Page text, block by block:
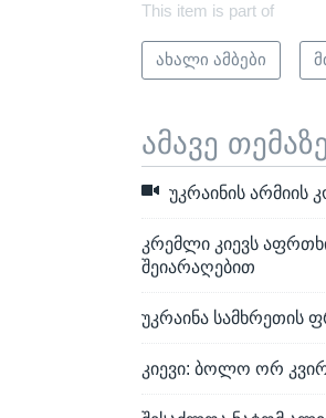
This item is part of
ახალი ამბები
ამავე თემაზე
უკრაინის არმიის
კრემლი კიევს
შეიარაღებით
უკრაინა სამხრეთის
კიევი: ბოლო ორ